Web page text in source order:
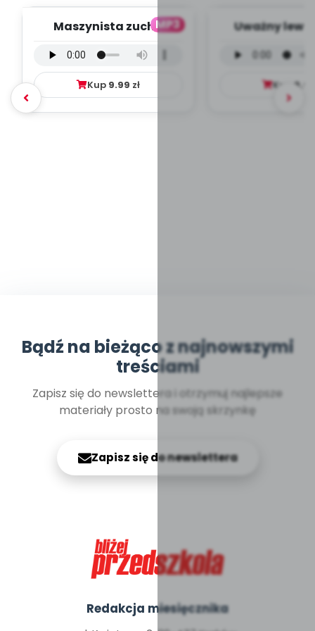
MP3
Maszynista zuch -
mp3)
Kup 9.99 zł
Uważny lew
Kup 9.99
Bądź na bieżąco z najnowszymi
treściami
Zapisz się do newslettera i otrzymuj najlepsze
materiały prosto na swoją skrzynkę
Zapisz się do newslettera
Redakcja miesięcznika